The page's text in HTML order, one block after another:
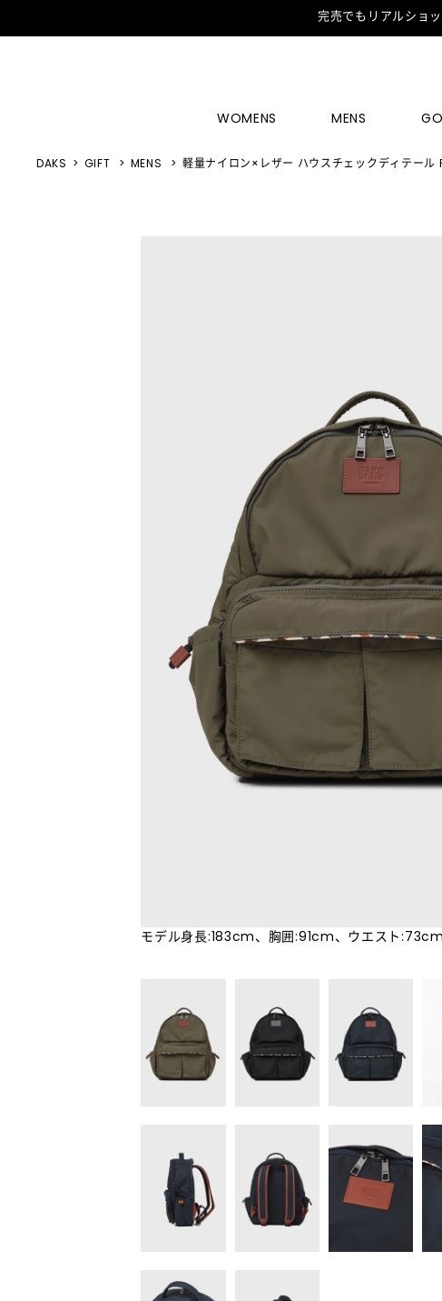
完売でもリアルショ
WOMENS MENS
DAKS GIFT MENS 軽量ナイロン×レザー ハウスチェックディテール
モデル身長:183cm、胸囲:91cm、ウエスト